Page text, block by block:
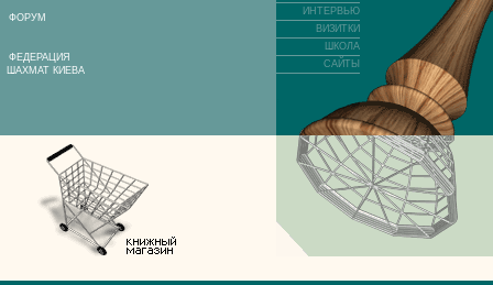
ФОРУМ
ФЕДЕРАЦИЯ
ШАХМАТ КИЕВА
ИНТЕРВЬЮ
ВИЗИТКИ
ШКОЛА
САЙТЫ